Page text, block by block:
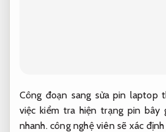
Công đoạn sang sửa pin laptop
việc kiểm tra hiện trạng pin bây
nhanh. công nghệ viên sẽ xác